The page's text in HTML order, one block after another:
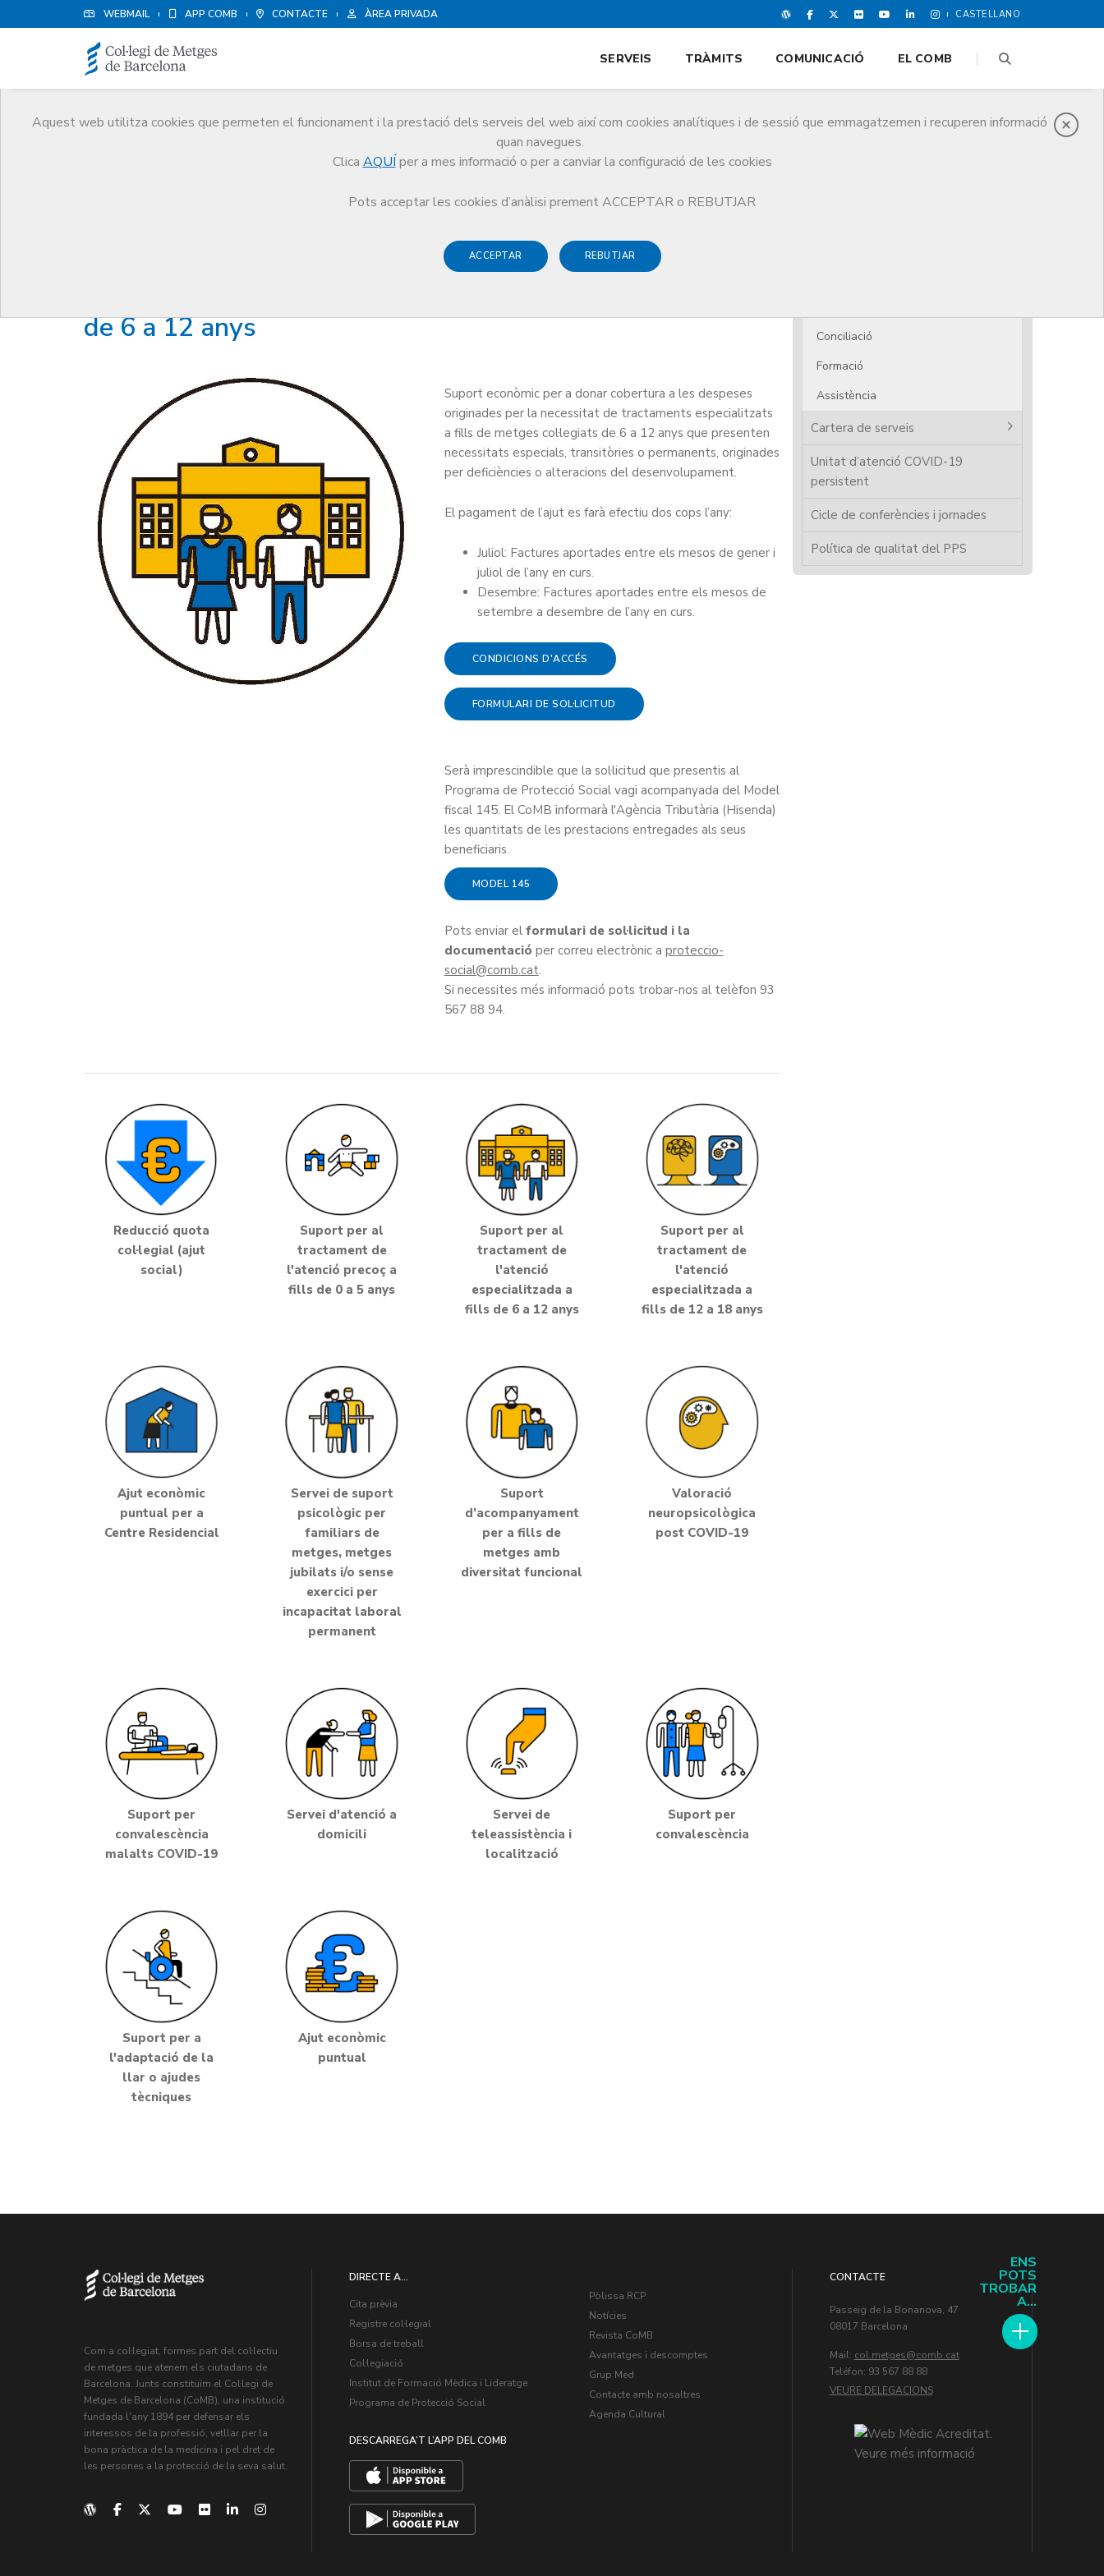
WEBMAIL APP COMB CONTACTE ÀREA PRIVADA CASTELLANO
Aquest web utilitza cookies que permeten el funcionament i la prestació dels serveis del web així com cookies analítiques i de sessió que emmagatzemen i recuperen informació
quan navegues.
Clica AQUÍ per a mes informació o per a canviar la configuració de les cookies
Pots acceptar les cookies d’anàlisi prement ACCEPTAR o REBUTJAR
ACCEPTAR REBUTJAR
SERVEIS TRÀMITS COMUNICACIÓ EL COMB
Protecció social Ajuts i prestacions del programa Suport per al tractament de l'atenció especialitzada a fills de 6 a 12 anys
de 6 a 12 anys
Suport econòmic per a donar cobertura a les despeses
originades per la necessitat de tractaments especialitzats
a fills de metges col·legiats de 6 a 12 anys que presenten
necessitats especials, transitòries o permanents, originades
per deficiències o alteracions del desenvolupament.
El pagament de l’ajut es farà efectiu dos cops l’any:
Juliol: Factures aportades entre els mesos de gener i
juliol de l’any en curs.
Desembre: Factures aportades entre els mesos de
setembre a desembre de l’any en curs.
CONDICIONS D'ACCÉS
FORMULARI DE SOL·LICITUD
Serà imprescindible que la sol·licitud que presentis al
Programa de Protecció Social vagi acompanyada del Model
fiscal 145. El CoMB informarà l'Agència Tributària (Hisenda)
les quantitats de les prestacions entregades als seus
beneficiaris.
MODEL 145
Pots enviar el formulari de sol·licitud i la
documentació per correu electrònic a proteccio-
social
.
Si necessites més informació pots trobar-nos al telèfon 93
567 88 94.
Reducció quota
col·legial (ajut
social)
Suport per al
tractament de
l'atenció precoç a
fills de 0 a 5 anys
Suport per al
tractament de
l'atenció
especialitzada a
fills de 6 a 12 anys
Suport per al
tractament de
l'atenció
especialitzada a
fills de 12 a 18 anys
Ajut econòmic
puntual per a
Centre Residencial
Servei de suport
psicològic per
familiars de
metges, metges
jubilats i/o sense
exercici per
incapacitat laboral
permanent
Suport
d’acompanyament
per a fills de
metges amb
diversitat funcional
Valoració
neuropsicològica
post COVID-19
Suport per
convalescència
malalts COVID-19
Servei d'atenció a
domicili
Servei de
teleassistència i
localització
Suport per
convalescència
Suport per a
l'adaptació de la
llar o ajudes
tècniques
Ajut econòmic
puntual
Conciliació
Formació
Assistència
Cartera de serveis
Unitat d’atenció COVID-19
persistent
Cicle de conferències i jornades
Política de qualitat del PPS
ENS
POTS
TROBAR
A...
Com a col·legiat, formes part del col·lectiu
de metges que atenem els ciutadans de
Barcelona. Junts constituïm el Col·legi de
Metges de Barcelona (CoMB), una institució
fundada l'any 1894 per defensar els
interessos de la professió, vetllar per la
bona pràctica de la medicina i pel dret de
les persones a la protecció de la seva salut.
DIRECTE A...
Cita prèvia
Registre col·legial
Borsa de treball
Col·legiació
Institut de Formació Mèdica i Lideratge
Programa de Protecció Social
DESCARREGA’T L’APP DEL COMB
Pòlissa RCP
Notícies
Revista CoMB
Avantatges i descomptes
Grup Med
Contacte amb nosaltres
Agenda Cultural
CONTACTE
Passeig de la Bonanova, 47
08017 Barcelona
Mail: col.metges
Teléfon: 93 567 88 88
VEURE DELEGACIONS